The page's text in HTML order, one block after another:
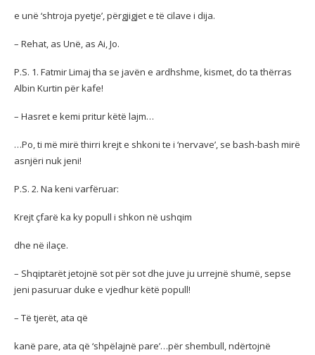
e unë ‘shtroja pyetje’, përgjigjet e të cilave i dija.
– Rehat, as Unë, as Ai, Jo.
P.S. 1. Fatmir Limaj tha se javën e ardhshme, kismet, do ta thërras
Albin Kurtin për kafe!
– Hasret e kemi pritur këtë lajm…
…Po, ti më mirë thirri krejt e shkoni te i ‘nervave’, se bash-bash mirë
asnjëri nuk jeni!
P.S. 2. Na keni varfëruar:
Krejt çfarë ka ky popull i shkon në ushqim
dhe në ilaçe.
– Shqiptarët jetojnë sot për sot dhe juve ju urrejnë shumë, sepse
jeni pasuruar duke e vjedhur këtë popull!
– Të tjerët, ata që
kanë pare, ata që ‘shpëlajnë pare’…për shembull, ndërtojnë